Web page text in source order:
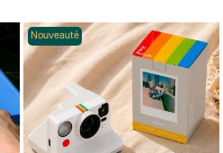
Nouveauté